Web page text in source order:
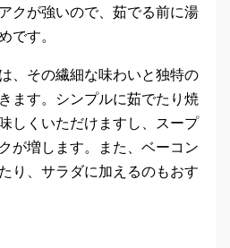
クが強いので、茹でる前に湯
です。
、その繊細な味わいと独特の
ます。シンプルに茹でたり焼
しくいただけますし、スープ
が増します。また、ベーコン
り、サラダに加えるのもおす